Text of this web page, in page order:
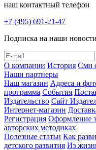
наш контактный телефон
+7 (495) 691-21-47
Подписка на наши новости
О компании История Сми
Наши партнеры
Наш магазин Адреса и
программа События
Издательство Сайт
Интернет-магазин
Регистрация Оформление
авторских методиках
Полезные статьи Как
детского развития Из